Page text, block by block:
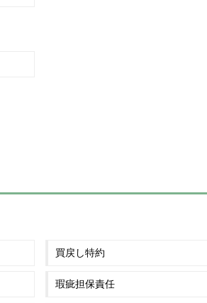
買戻し特約
瑕疵担保責任